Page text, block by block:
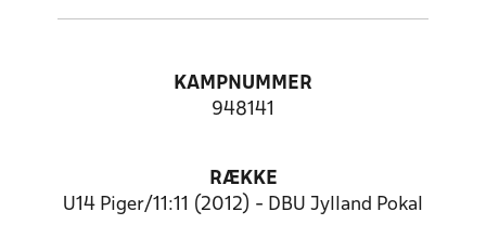
KAMPNUMMER
948141
RÆKKE
U14 Piger/11:11 (2012) - DBU Jylland Pokal